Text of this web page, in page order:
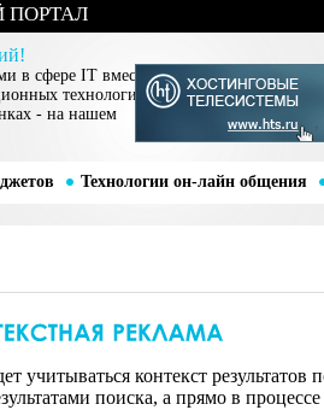
в сфере IT вместе
технологий,
- на нашем
Технологии он-лайн общения
учитываться контекст
поиска, а прямо в